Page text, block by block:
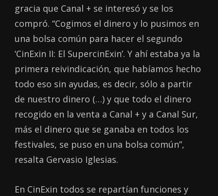
gracia que Canal + se interesó y se los
compró. “Cogimos el dinero y lo pusimos en
una bolsa común para hacer el segundo
‘CinExin II: El SupercinExin’. Y ahí estaba ya la
primera reivindicación, que habíamos hecho
todo eso sin ayudas, es decir, sólo a partir
de nuestro dinero (…) y que todo el dinero
recogido en la venta a Canal + y a Canal Sur,
más el dinero que se ganaba en todos los
festivales, se puso en una bolsa común”,
resalta Gervasio Iglesias.
En CinExin todos se repartían funciones y